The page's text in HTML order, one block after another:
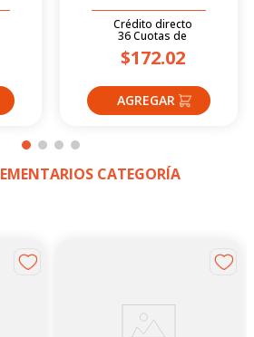
Crédito directo
36Cuotas de
$172.02
CATEGORÍA